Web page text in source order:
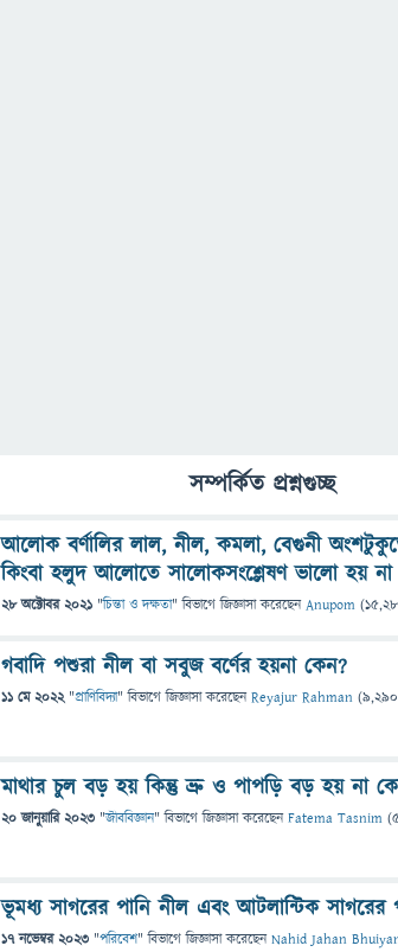
সম্পর্কিত প্রশ্নগুচ্ছ
আলোক বর্ণালির লাল, নীল, কমলা, বেগুনী
কিংবা হলুদ আলোতে সালোকসংশ্লেষণ ভালো হয়
28 অক্টোবর 2021 "চিন্তা ও দক্ষতা" বিভাগে জিজ্ঞাসাকরেছেনAnupom (
গবাদি পশুরা নীল বা সবুজ বর্ণের হয়না কেন?
11 মে 2022 "প্রাণিবিদ্যা" বিভাগে জিজ্ঞাসাকরেছেনReyajur Rahman (9,290
মাথার চুল বড় হয় কিন্তু ভ্রু ও পাপড়ি বড় হয় না
20 জানুয়ারি 2023 "জীববিজ্ঞান" বিভাগে জিজ্ঞাসাকরেছেনFatema Tasnim (
ভূমধ্য সাগরের পানি নীল এবং আটলান্টিক
17 নভেম্বর 2023 "পরিবেশ" বিভাগে জিজ্ঞাসাকরেছেনNahid Jahan